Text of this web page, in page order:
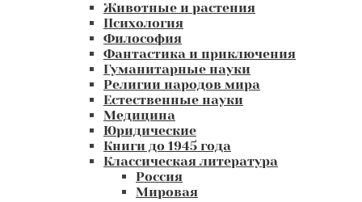
Животные и растения
Психология
Философия
Фантастика и приключения
Гуманитарные науки
Религии народов мира
Естественные науки
Медицина
Юридические
Книги до 1945 года
Классическая литература
Россия
Мировая